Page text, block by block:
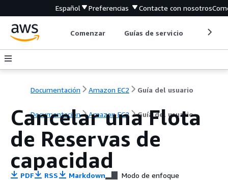
Español Preferencias Contacte con nosotros
Comenzar Guías de servicio
Documentación Amazon EC2 Guía del usuario
Documentación Amazon EC2 Guía del usuario
Cancelar una Flota
de Reservas de
capacidad
PDF RSS Markdown Modo de enfoque